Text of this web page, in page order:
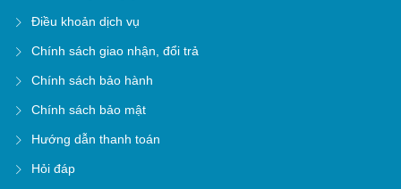
Điều khoản dịch vụ
Chính sách giao nhận, đổi trả
Chính sách bảo hành
Chính sách bảo mật
Hướng dẫn thanh toán
Hỏi đáp